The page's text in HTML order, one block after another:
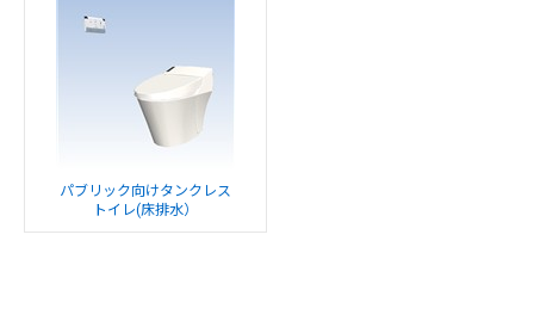
パブリック向けタンクレス
トイレ(床排水）